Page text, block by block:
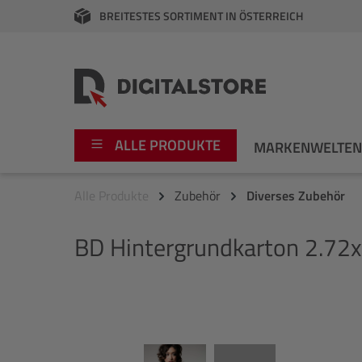
Zur Hauptnavigation springen
BREITESTES SORTIMENT IN ÖSTERREICH
ALLE PRODUKTE MARKENWELTEN
Video
Fujifilm
Alle Produkte Zubehör Diverses Zubehör
BD Hintergrundkarton